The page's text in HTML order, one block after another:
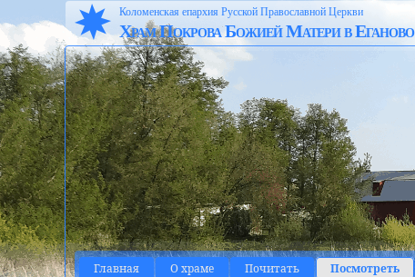
Коломенская епархия Русской Православной Церкви
Храм Покрова Божией Матери в Еганово
Главная О храме Почитать Посмотреть